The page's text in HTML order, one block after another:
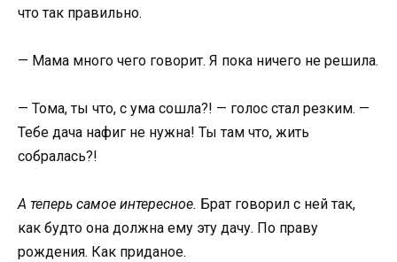
что так правильно.
— Мама много чего говорит. Я пока ничего не решила.
— Тома, ты что, с ума сошла?! — голос стал резким. —
Тебе дача нафиг не нужна! Ты там что, жить
собралась?!
А теперь самое интересное. Брат говорил с ней так,
как будто она должна ему эту дачу. По праву
рождения. Как приданое.